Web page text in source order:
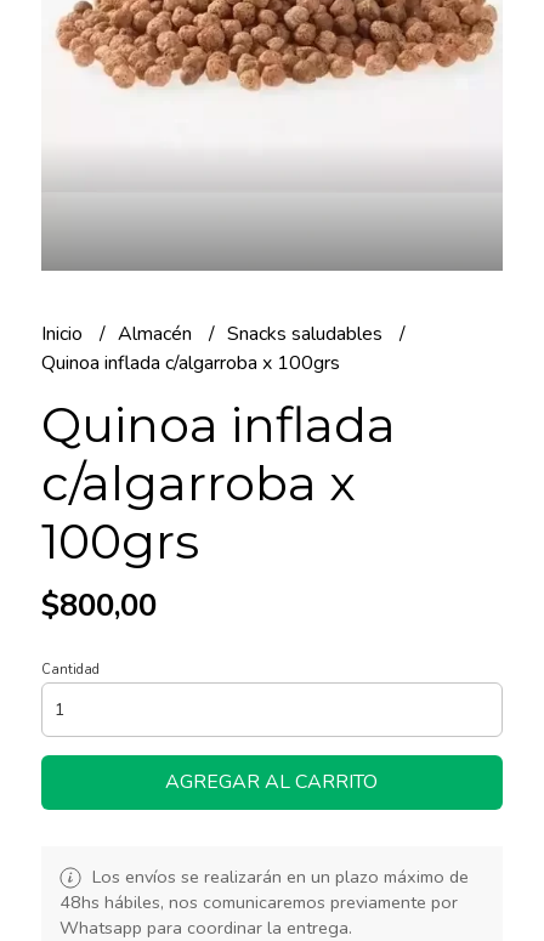
Inicio Almacén
Snacks saludables
Quinoa inflada c/algarroba x 100grs
Quinoa inflada
c/algarroba x
100grs
$800,00
Cantidad
AGREGAR AL CARRITO
Los envíos se realizarán en un plazo máximo de
48hs hábiles, nos comunicaremos previamente por
Whatsapp para coordinar la entrega.